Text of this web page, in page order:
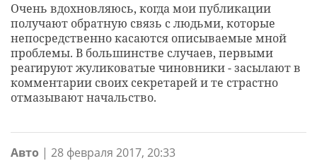
Очень вдохновляюсь, когда мои публикации
получают обратную связь с людьми, которые
непосредственно касаются описываемые мной
проблемы. В большинстве случаев, первыми
реагируют жуликоватые чиновники - засылают в
комментарии своих секретарей и те страстно
отмазывают начальство.
Авто | 28 февраля 2017, 20:33